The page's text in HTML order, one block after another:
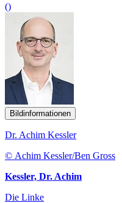
()
Bildinformationen
Dr. Achim Kessler
© Achim Kessler/Ben Gross
Kessler, Dr. Achim
Die Linke